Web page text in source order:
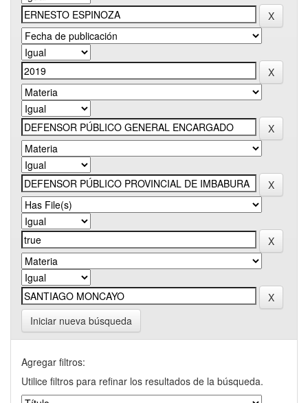
Iniciar nueva búsqueda
Agregar filtros:
Utilice filtros para refinar los resultados de la búsqueda.